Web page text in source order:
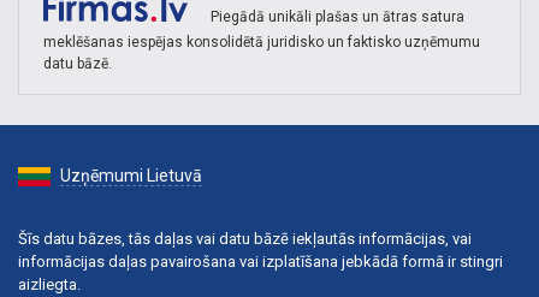
Piegādā unikāli plašas un ātras satura
meklēšanas iespējas konsolidētā juridisko un faktisko uzņēmumu
datu bāzē.
Uzņēmumi Lietuvā
Šīs datu bāzes, tās daļas vai datu bāzē iekļautās informācijas, vai
informācijas daļas pavairošana vai izplatīšana jebkādā formā ir stingri
aizliegta.